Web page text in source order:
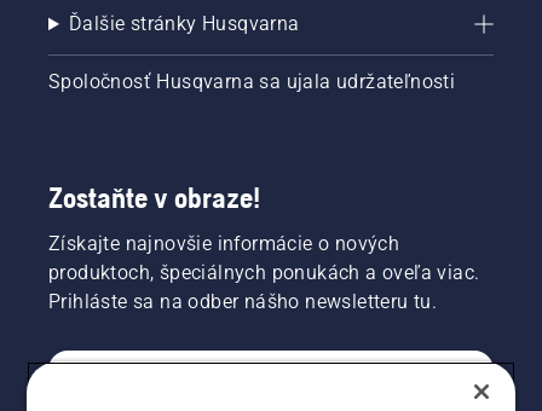
Ďalšie stránky Husqvarna
Spoločnosť Husqvarna sa ujala udržateľnosti
Zostaňte v obraze!
Získajte najnovšie informácie o nových
produktoch, špeciálnych ponukách a oveľa viac.
Prihláste sa na odber nášho newsletteru tu.